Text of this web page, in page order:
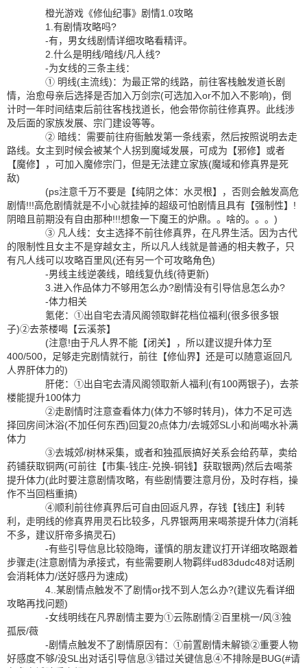
橙光游戏《修仙纪事》剧情1.0攻略
1.有剧情攻略吗?
-有，男女线剧情详细攻略看精评。
2.什么是明线/暗线/凡人线?
-为女线的三条主线：
① 明线(主流线)：为最正常的线路，前往客栈触发道长剧
情，治愈母亲后选择是否加入万剑宗(可选加入or不加入不影响)，倒
计时一年时间结束后前往客栈找道长，他会带你前往修真界。此线涉
及后面的家族发展、宗门建设等等。
② 暗线：需要前往府衙触发第一条线索，然后按照说明去走
路线。女主到时候会被某个人拐到魔域发展，可成为【邪修】或者
【魔修】，可加入魔修宗门，但是无法建立家族(魔域和修真界是死
敌)
(ps注意千万不要是【纯阴之体：水灵根】，否则会触发高危
剧情!!!高危剧情就是不小心就挂掉的超级可怕剧情且具有【强制性】!
阴暗且前期没有自由那种!!!想象一下魔王的炉鼎。。啥的。。。)
③ 凡人线：女主选择不前往修真界，在凡界生活。因为古代
的限制性且女主不是穿越女主，所以凡人线就是普通的相夫教子，只
有凡人线可以攻略百里风(还有另一个可攻略角色)
-男线主线逆袭线，暗线复仇线(待更新)
3.进入作品体力不够用怎么办?剧情没有引导信息怎么办?
-体力相关
氪佬：①出自宅去清风阁领取鲜花档位福利(很多很多银
子)②去茶楼喝【云溪茶】
(注意!由于凡人界不能【闭关】，所以建议提升体力至
400/500，足够走完剧情就行，前往【修仙界】还是可以随意返回凡
人界肝体力的)
肝佬：①出自宅去清风阁领取新人福利(有100两银子)，去茶
楼能提升100体力
②走剧情时注意查看体力(体力不够时转月)，体力不足可选
择回房间沐浴(不加任何东西)回复20点体力/去城郊SL小和尚喝水补满
体力
③去城郊/树林采集，或者和独孤辰搞好关系会给药草，卖给
药铺获取铜两(可前往【市集-钱庄-兑换-铜钱】获取银两)然后去喝茶
提升体力(此时要注意剧情攻略，有些剧情要注意月份，及时存档，操
作不当回档重搞)
④顺利前往修真界后可自由回返凡界，存钱【钱庄】利转
利，走明线的修真界用灵石比较多，凡界银两用来喝茶提升体力(消耗
不多，建议肝帝多搞灵石)
-有些引导信息比较隐晦，谨慎的朋友建议打开详细攻略跟着
步骤走(注意剧情为承接式，有些需要刷人物羁绊ud83dudc48对话刷
会消耗体力/送好感丹为速成)
4..某剧情点触发不了剧情or找不到人怎么办?(建议先看详细
攻略再找问题)
-女线明线在凡界剧情主要为①云陈剧情②百里桃一/风③独
孤辰/薇
-剧情点触发不了剧情原因有：①前置剧情未解锁②重要人物
好感度不够/没SL出对话引导信息③错过关键信息④不排除是BUG(#请